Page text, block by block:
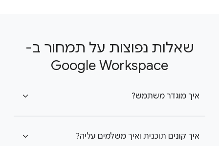
שאלות נפוצות על תמחור ב-
Google Workspace
איך מוגדר משתמש? expand_more
איך קונים תוכנית ואיך משלמים עליה? expand_more